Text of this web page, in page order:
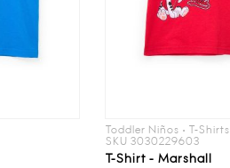
Toddler Niños • T-Shirts
SKU 3030229603
T-Shirt - Marshall